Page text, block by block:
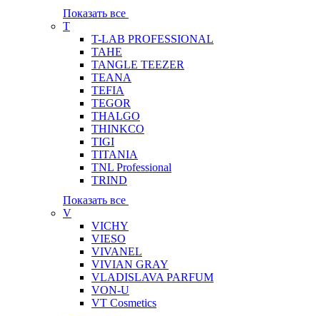
Показать все
T
T-LAB PROFESSIONAL
TAHE
TANGLE TEEZER
TEANA
TEFIA
TEGOR
THALGO
THINKCO
TIGI
TITANIA
TNL Professional
TRIND
Показать все
V
VICHY
VIESO
VIVANEL
VIVIAN GRAY
VLADISLAVA PARFUM
VON-U
VT Cosmetics